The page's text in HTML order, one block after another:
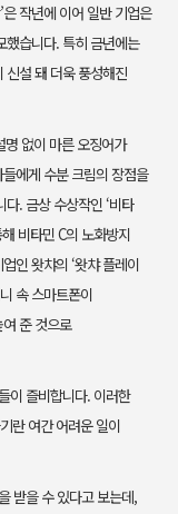
작년에 이어 일반 기업은
했습니다. 특히 금년에는
신설 돼 더욱 풍성해진
없이 마른 오징어가
에게 수분 크림의 장점을
. 금상 수상작인 ‘비타
비타민 C의 노화방지
인 왓챠의 ‘왓챠 플레이
속 스마트폰이
준 것으로
이 즐비합니다. 이러한
란 여간 어려운 일이
받을 수 있다고 보는데,